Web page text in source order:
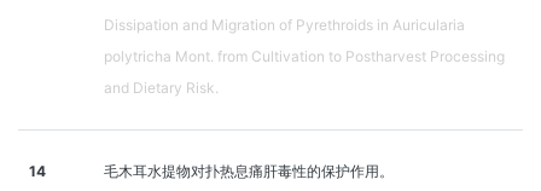
Dissipation and Migration of Pyrethroids in Auricularia
polytricha Mont. from Cultivation to Postharvest Processing
and Dietary Risk.
14 毛木耳水提物对扑热息痛肝毒性的保护作用。